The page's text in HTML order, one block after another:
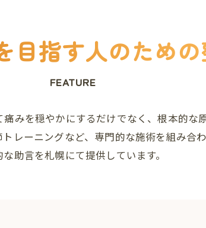
目指す人のため
FEATURE
みを穏やかにするだけでなく、根本的
レーニングなど、専門的な施術を組み合
助言を札幌にて提供しています。